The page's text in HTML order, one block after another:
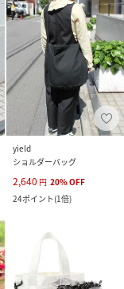
yield
ショルダーバッグ
2,640 円 20%OFF
24ポイント(1倍)